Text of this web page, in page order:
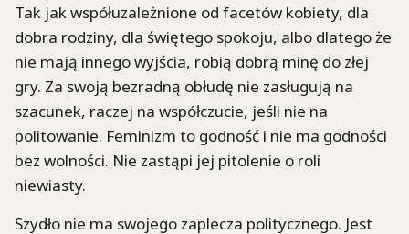
Tak jak współuzależnione od facetów kobiety, dla
dobra rodziny, dla świętego spokoju, albo dlatego że
nie mają innego wyjścia, robią dobrą minę do złej
gry. Za swoją bezradną obłudę nie zasługują na
szacunek, raczej na współczucie, jeśli nie na
politowanie. Feminizm to godność i nie ma godności
bez wolności. Nie zastąpi jej pitolenie o roli
niewiasty.
Szydło nie ma swojego zaplecza politycznego. Jest